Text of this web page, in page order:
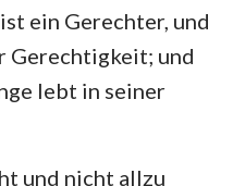
ein Gerechter, und
Gerechtigkeit; und
lebt in seiner
und nicht allzu